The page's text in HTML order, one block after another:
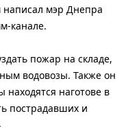
написал мэр Днепра
канале.
пожар на складе,
водовозы. Также он
находятся наготове в
пострадавших и